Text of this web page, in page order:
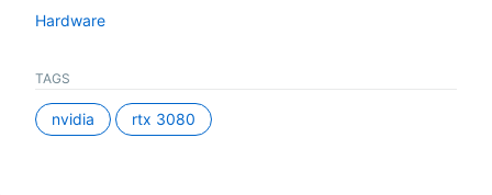
Hardware
TAGS
nvidia rtx 3080